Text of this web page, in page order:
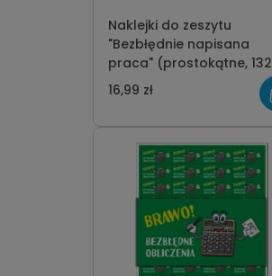
Naklejki do zeszytu
"Bezbłędnie napisana
praca" (prostokątne, 132
szt.)
16,99 zł